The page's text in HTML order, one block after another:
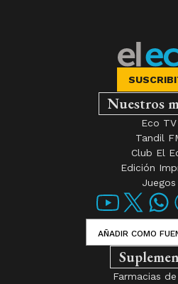
Nuestros
Eco TV
Tandil
Club El
Edición
Juegos
AÑADIR COMO
Farmacias